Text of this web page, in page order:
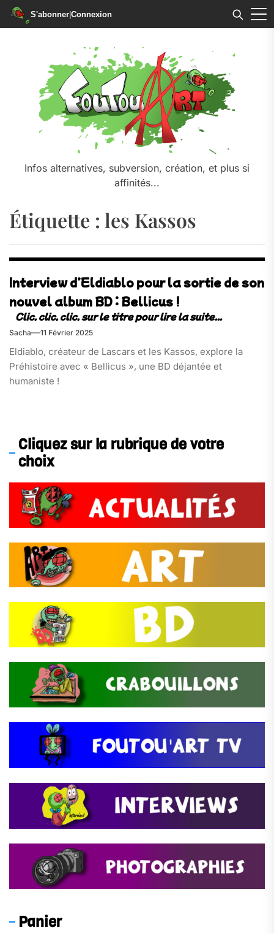
S'abonner|Connexion
Infos alternatives, subversion, création, et plus si
affinités...
Étiquette : les Kassos
Interview d’Eldiablo pour la sortie de son
nouvel album BD : Bellicus !
Sacha 11 Février 2025
Eldiablo, créateur de Lascars et les Kassos, explore la
Préhistoire avec « Bellicus », une BD déjantée et
humaniste !
Cliquez sur la rubrique de votre
choix
Panier